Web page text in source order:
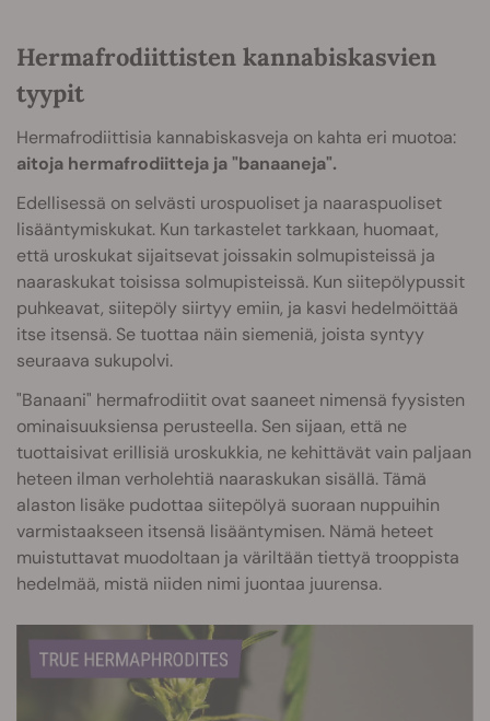
Hermafrodiittisten kannabiskasvien
tyypit
Hermafrodiittisia kannabiskasveja on kahta eri muotoa:
aitoja hermafrodiitteja ja "banaaneja".
Edellisessä on selvästi urospuoliset ja naaraspuoliset
lisääntymiskukat. Kun tarkastelet tarkkaan, huomaat,
että uroskukat sijaitsevat joissakin solmupisteissä ja
naaraskukat toisissa solmupisteissä. Kun siitepölypussit
puhkeavat, siitepöly siirtyy emiin, ja kasvi hedelmöittää
itse itsensä. Se tuottaa näin siemeniä, joista syntyy
seuraava sukupolvi.
"Banaani" hermafrodiitit ovat saaneet nimensä fyysisten
ominaisuuksiensa perusteella. Sen sijaan, että ne
tuottaisivat erillisiä uroskukkia, ne kehittävät vain paljaan
heteen ilman verholehtiä naaraskukan sisällä. Tämä
alaston lisäke pudottaa siitepölyä suoraan nuppuihin
varmistaakseen itsensä lisääntymisen. Nämä heteet
muistuttavat muodoltaan ja väriltään tiettyä trooppista
hedelmää, mistä niiden nimi juontaa juurensa.